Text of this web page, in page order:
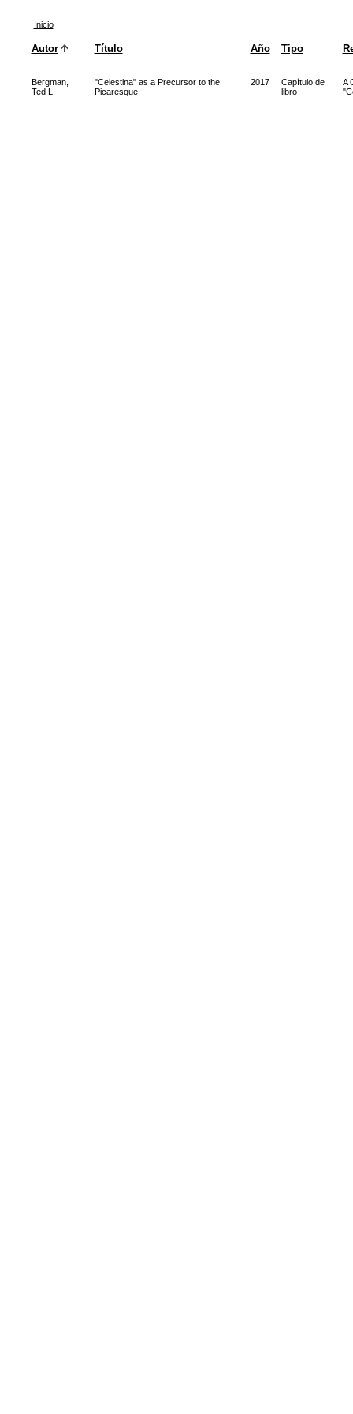
Inicio
Autor Título Año Tipo
Bergman,
Ted L.
"Celestina" as a Precursor to the
Picaresque
2017
Capítulo de
libro
A